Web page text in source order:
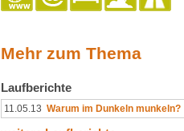
Mehr zum Thema
Laufberichte
11.05.13 Warum im Dunkeln munkeln?